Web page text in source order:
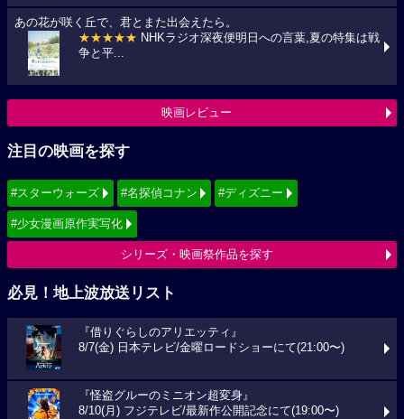
あの花が咲く丘で、君とまた出会えたら。
★★★★★ NHKラジオ深夜便明日への言葉,夏の特集は戦
争と平...
映画レビュー
注目の映画を探す
#スターウォーズ #名探偵コナン #ディズニー
#少女漫画原作実写化
シリーズ・映画祭作品を探す
必見！地上波放送リスト
『借りぐらしのアリエッティ』
8/7(金) 日本テレビ/金曜ロードショーにて(21:00〜)
『怪盗グルーのミニオン超変身』
8/10(月) フジテレビ/最新作公開記念にて(19:00〜)